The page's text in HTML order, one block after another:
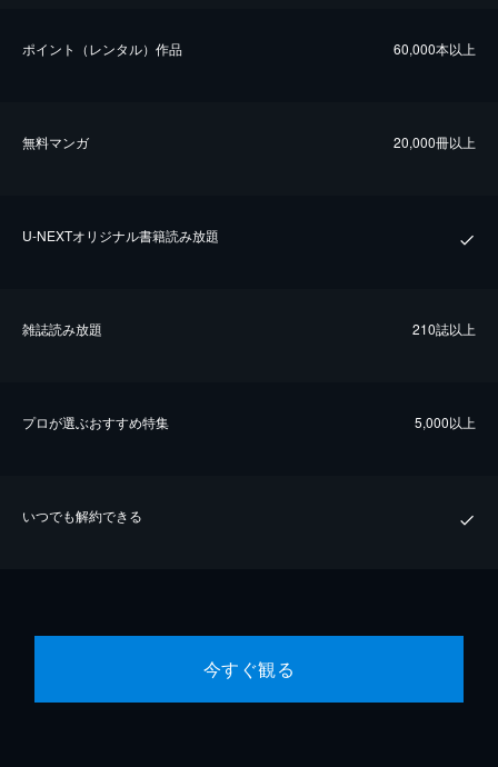
ポイント（レンタル）作品 60,000本以上
無料マンガ 20,000冊以上
U-NEXTオリジナル書籍読み放題
雑誌読み放題 210誌以上
プロが選ぶおすすめ特集 5,000以上
いつでも解約できる
今すぐ観る